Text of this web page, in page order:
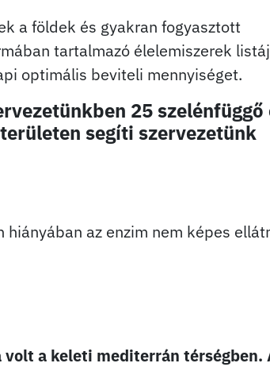
a földek és gyakran fogyasztott
tartalmazó élelemiszerek
optimális beviteli mennyiséget.
25 szelénfüggő
segíti szervezetünk
az enzim nem képes
a keleti mediterrán térségben.